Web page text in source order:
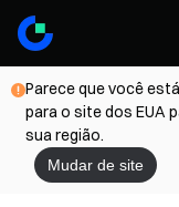
Parece que você
para o site dos EUA
sua região.
Mudar de site